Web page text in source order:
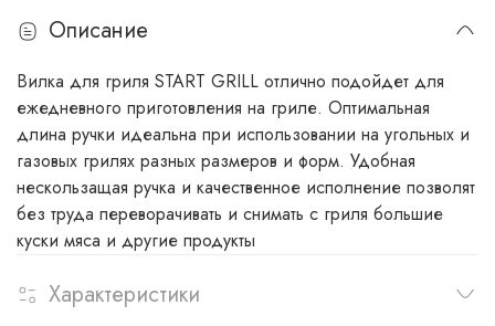
Описание
Вилка для гриля START GRILL отлично подойдет для
ежедневного приготовления на гриле. Оптимальная
длина ручки идеальна при использовании на угольных и
газовых грилях разных размеров и форм. Удобная
нескользащая ручка и качественное исполнение позволят
без труда переворачивать и снимать с гриля большие
куски мяса и другие продукты
Характеристики